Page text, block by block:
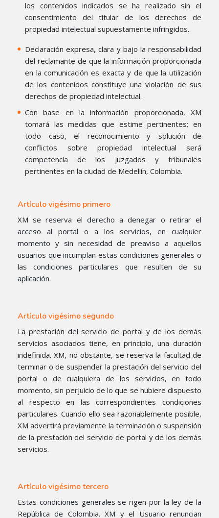
los contenidos indicados se ha realizado sin el
consentimiento del titular de los derechos de
propiedad intelectual supuestamente infringidos.
Declaración expresa, clara y bajo la responsabilidad
del reclamante de que la información proporcionada
en la comunicación es exacta y de que la utilización
de los contenidos constituye una violación de sus
derechos de propiedad intelectual.
Con base en la información proporcionada, XM
tomará las medidas que estime pertinentes; en
todo caso, el reconocimiento y solución de
conflictos sobre propiedad intelectual será
competencia de los juzgados y tribunales
pertinentes en la ciudad de Medellín, Colombia.
Artículo vigésimo primero
XM se reserva el derecho a denegar o retirar el
acceso al portal o a los servicios, en cualquier
momento y sin necesidad de preaviso a aquellos
usuarios que incumplan estas condiciones generales o
las condiciones particulares que resulten de su
aplicación.
Artículo vigésimo segundo
La prestación del servicio de portal y de los demás
servicios asociados tiene, en principio, una duración
indefinida. XM, no obstante, se reserva la facultad de
terminar o de suspender la prestación del servicio del
portal o de cualquiera de los servicios, en todo
momento, sin perjuicio de lo que se hubiere dispuesto
al respecto en las correspondientes condiciones
particulares. Cuando ello sea razonablemente posible,
XM advertirá previamente la terminación o suspensión
de la prestación del servicio de portal y de los demás
servicios.
Artículo vigésimo tercero
Estas condiciones generales se rigen por la ley de la
República de Colombia. XM y el Usuario renuncian